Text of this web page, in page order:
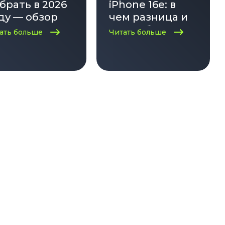
в 2026
— обзор
больше
iPhone 16e: в
чем разница и
что выбрать?
Читать больше